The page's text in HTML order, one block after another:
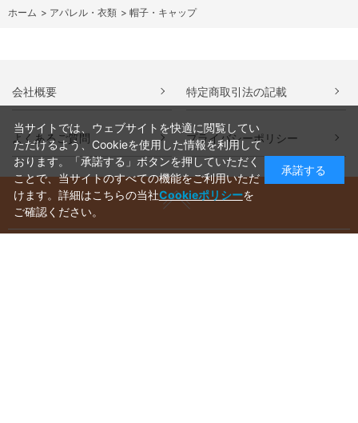
ホーム > アパレル・衣類 > 帽子・キャップ
会社概要 特定商取引法の記載
よくあるご質問 プライバシーポリシー
当サイトでは、ウェブサイトを快適に閲覧してい
ただけるよう、Cookieを使用した情報を利用して
おります。「承諾する」ボタンを押していただく
ことで、当サイトのすべての機能をご利用いただ
けます。詳細はこちらの当社Cookieポリシーを
ご確認ください。
承諾する